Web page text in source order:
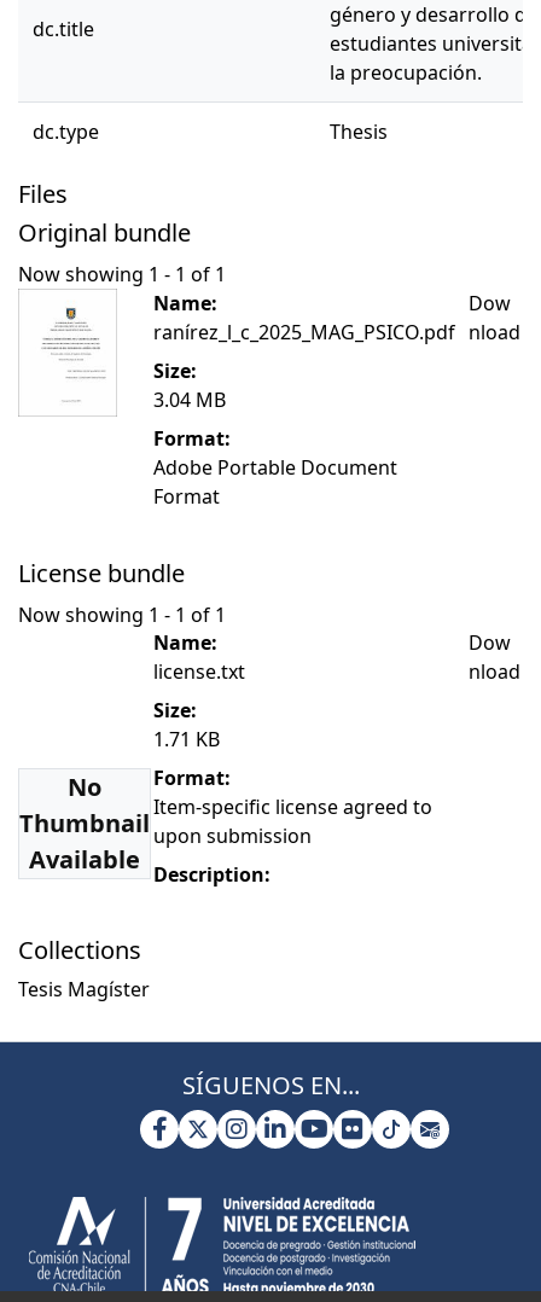
dc.title
género y desarrollo
estudiantes
la preocupación.
dc.type Thesis
Files
Original bundle
Now showing 1 - 1 of 1
Name:
ranírez_l_c_2025_MAG_PSICO.pdf
Size:
3.04 MB
Format:
Adobe Portable Document
Format
Dow
nload
License bundle
Now showing 1 - 1 of 1
No
Thumbnail
Available
Name:
license.txt
Size:
1.71 KB
Format:
Item-specific license agreed to
upon submission
Description:
Dow
nload
Collections
Tesis Magíster
SÍGUENOS EN...